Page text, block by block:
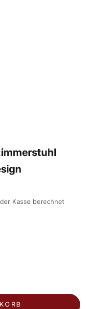
12
Element 3
Element 4
Element 5
zu Element 6
Kasse berechnet